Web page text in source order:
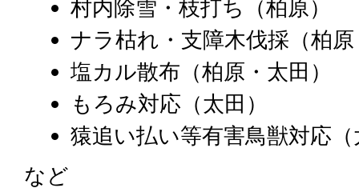
村内除雪・枝打ち（柏原）
ナラ枯れ・支障木伐採（柏
塩カル散布（柏原・太田）
もろみ対応（太田）
猿追い払い等有害鳥獣対応
など